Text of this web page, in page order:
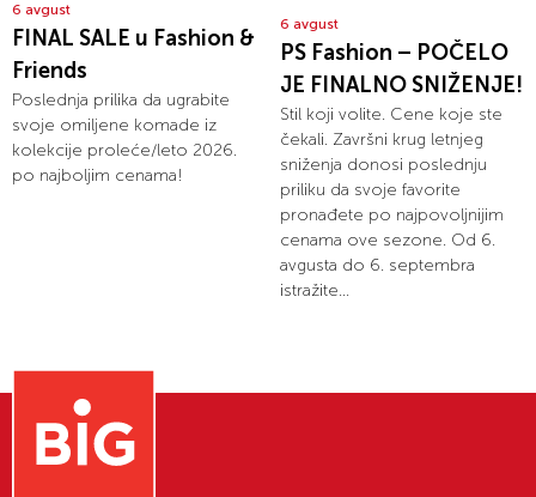
6 avgust
FINAL SALE u Fashion &
Friends
Poslednja prilika da ugrabite
svoje omiljene komade iz
kolekcije proleće/leto 2026.
po najboljim cenama!
6 avgust
PS Fashion – POČELO
JE FINALNO SNIŽENJE!
Stil koji volite. Cene koje ste
čekali. Završni krug letnjeg
sniženja donosi poslednju
priliku da svoje favorite
pronađete po najpovoljnijim
cenama ove sezone. Od 6.
avgusta do 6. septembra
istražite...